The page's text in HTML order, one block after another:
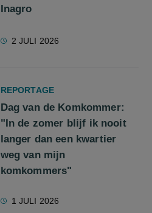
Inagro
2 JULI 2026
REPORTAGE
Dag van de Komkommer:
"In de zomer blijf ik nooit
langer dan een kwartier
weg van mijn
komkommers"
1 JULI 2026